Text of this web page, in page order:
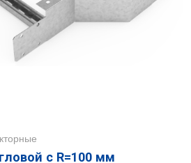
R=100 мм